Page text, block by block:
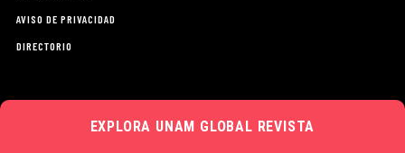
EXPLORA UNAM GLOBAL REVISTA
AVISO DE PRIVACIDAD
DIRECTORIO